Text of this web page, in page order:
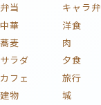
弁当
キャラ弁
中華
洋食
蕎麦
肉
サラダ
夕食
カフェ
旅行
建物
城